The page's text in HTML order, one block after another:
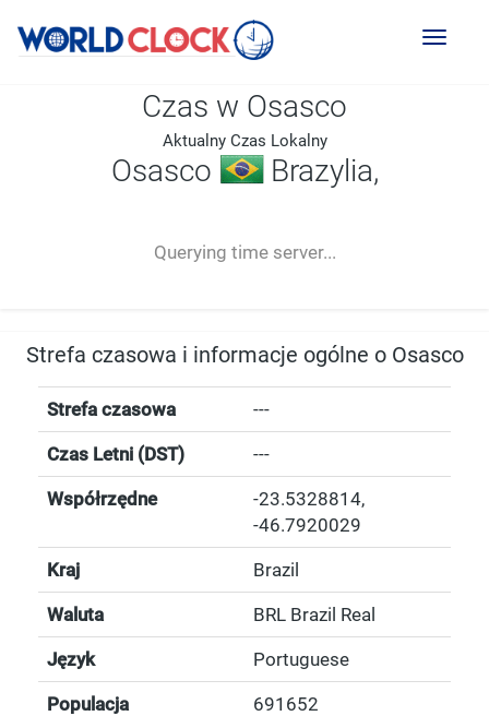
Toggle
Czas w Osasco
Aktualny Czas Lokalny
Osasco Brazylia,
Querying time server...
-- ---- ----
Strefa czasowa i informacje ogólne o Osasco
Strefa czasowa ---
Czas Letni (DST) ---
Współrzędne -23.5328814,
-46.7920029
Kraj Brazil
Waluta BRL Brazil Real
Język Portuguese
Populacja 691652